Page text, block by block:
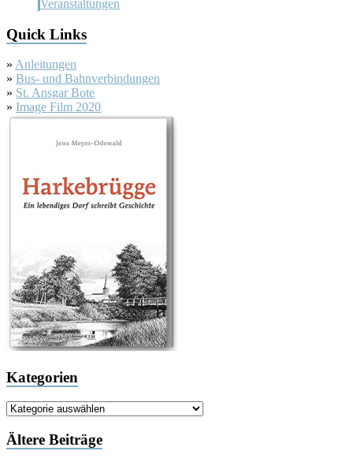
Veranstaltungen
Quick Links
» Anleitungen
» Bus- und Bahnverbindungen
» St. Ansgar Bote
» Image Film 2020
Kategorien
Kategorien
Ältere Beiträge